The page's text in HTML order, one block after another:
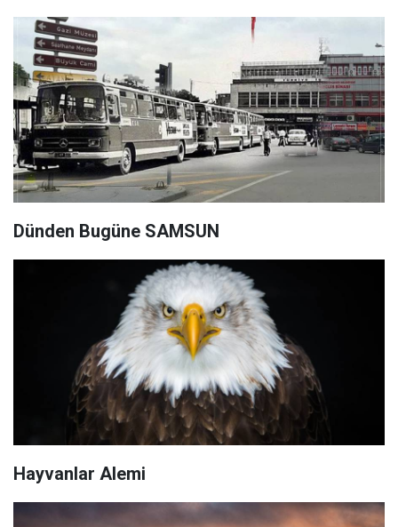
Dünden Bugüne SAMSUN
Hayvanlar Alemi